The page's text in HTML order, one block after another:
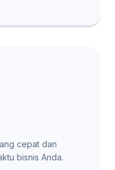
cepat dan
bisnis Anda.